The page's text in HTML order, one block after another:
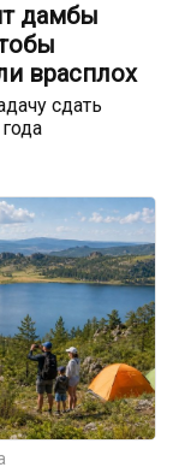
дамбы
врасплох
сдать